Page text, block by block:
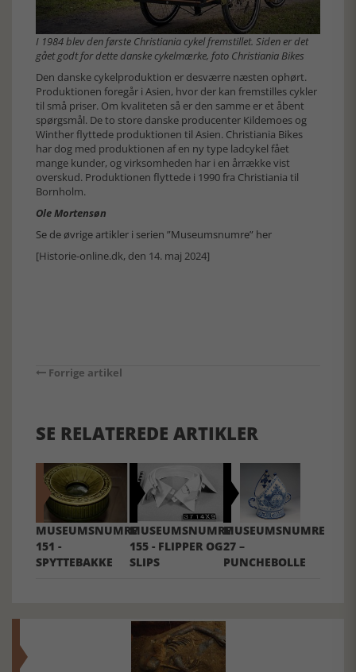
I 1984 blev den første Christiania cykel fremstillet. Siden er det
gået godt for dette danske cykelmærke, foto Christiania Bikes
Den danske cykelproduktion er desværre næsten ophørt.
Produktionen foregår i Asien, hvor der kan fremstilles cykler
til små priser. Om kvaliteten så er den samme er et åbent
spørgsmål. De to store danske producenter Kildemoes og
Winther flyttede produktionen til Asien. Christiania Bikes
har dog med produktionen af en ny type ladcykel fået
mange kunder, og virksomheden har i en årrække vist
overskud. Produktionen flyttede i 1990 fra Christiania til
Bornholm.
Ole Mortensøn
Se de øvrige artikler i serien ”Museumsnumre” her
[Historie-online.dk, den 14. maj 2024]
Forrige artikel
SE RELATEREDE ARTIKLER
MUSEUMSNUMRE
151 -
SPYTTEBAKKE
MUSEUMSNUMRE
155 - FLIPPER OG
SLIPS
MUSEUMSNUMRE
27 –
PUNCHEBOLLE